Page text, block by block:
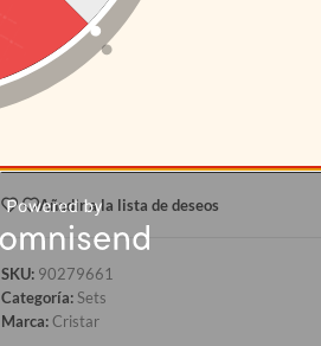
Añadir a la lista de deseos
SKU: 90279661
Categoría:Sets
Marca:Cristar